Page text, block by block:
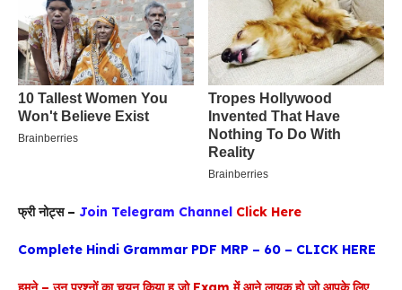
फ्री नोट्स – Join Telegram Channel Click Here
Complete Hindi Grammar PDF MRP – 60 – CLICK HERE